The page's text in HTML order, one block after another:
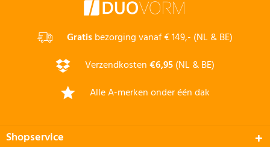
Gratisbezorging vanaf € 149,- (NL & BE)
Verzendkosten€6,95(NL & BE)
Alle A-merken onder één dak
Shopservice